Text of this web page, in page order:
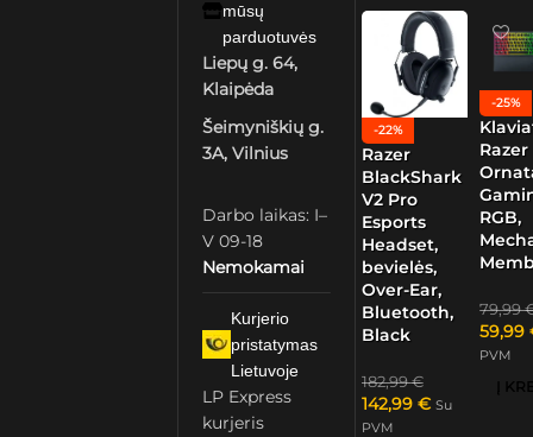
mūsų
parduotuvės
Liepų g. 64,
Klaipėda
Šeimyniškių g.
3A, Vilnius
Darbo laikas: I–
V 09-18
Nemokamai
Kurjerio
pristatymas
Lietuvoje
LP Express
kurjeris
-22%
Razer
BlackShark
V2 Pro
Esports
Headset,
bevielės,
Over-Ear,
Bluetooth,
Black
182,99€
142,99 € Su
PVM
-25%
Razer
RGB,
79,99
59,99
PVM